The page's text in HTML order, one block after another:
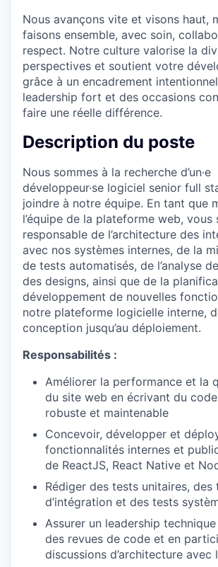
Nous avançons vite et visons haut,
faisons ensemble, avec soin,
respect. Notre culture valorise la
perspectives et soutient votre
grâce à un encadrement
leadership fort et des occasions
faire une réelle différence.
Description du poste
Nous sommes à la recherche d’un·e
développeur·se logiciel senior full
joindre à notre équipe. En tant que
l’équipe de la plateforme web, vous
responsable de l’architecture des
avec nos systèmes internes, de la
de tests automatisés, de l’analyse
des designs, ainsi que de la
développement de nouvelles
notre plateforme logicielle interne,
conception jusqu’au déploiement.
Responsabilités :
Améliorer la performance et la
du site web en écrivant du
robuste et maintenable
Concevoir, développer et
fonctionnalités internes et
de ReactJS, React Native et
Rédiger des tests unitaires, des
d’intégration et des tests
Assurer un leadership
des revues de code et en
discussions d’architecture avec